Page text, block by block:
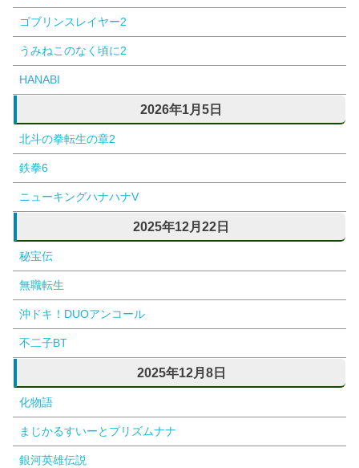
ゴブリンスレイヤー2
うみねこのなく頃に2
HANABI
2026年1月5日
北斗の拳転生の章2
鉄拳6
ニューキングハナハナV
2025年12月22日
秘宝伝
無職転生
沖ドキ！DUOアンコール
不二子BT
2025年12月8日
化物語
まじかるすいーとプリズムナナ
銀河英雄伝説